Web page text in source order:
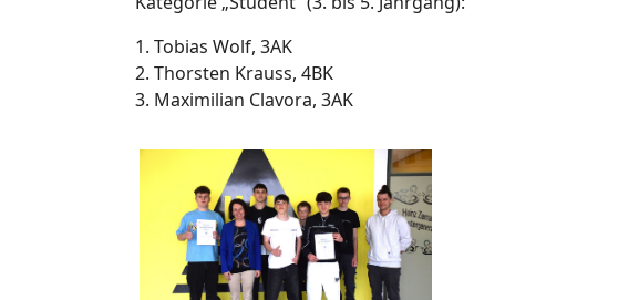
1. Tobias Wolf, 3AK
2. Thorsten Krauss, 4BK
3. Maximilian Clavora, 3AK